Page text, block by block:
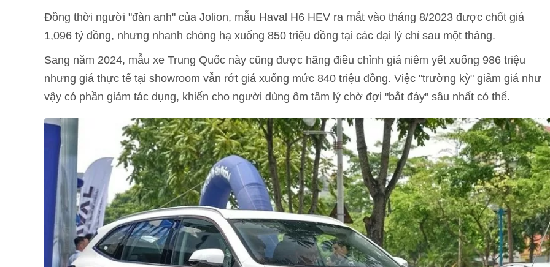
Đồng thời người "đàn anh" của Jolion, mẫu Haval H6 HEV ra mắt vào tháng 8/2023 được chốt giá
1,096 tỷ đồng, nhưng nhanh chóng hạ xuống 850 triệu đồng tại các đại lý chỉ sau một tháng.
Sang năm 2024, mẫu xe Trung Quốc này cũng được hãng điều chỉnh giá niêm yết xuống 986 triệu
nhưng giá thực tế tại showroom vẫn rớt giá xuống mức 840 triệu đồng. Việc "trường kỳ" giảm giá như
vậy có phần giảm tác dụng, khiến cho người dùng ôm tâm lý chờ đợi "bắt đáy" sâu nhất có thể.